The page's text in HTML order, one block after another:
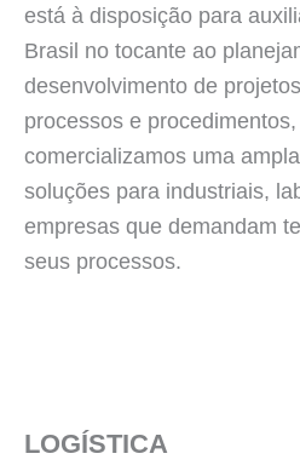
está à disposição para
Brasil no tocante ao
desenvolvimento de
processos e
comercializamos uma
soluções para industriais,
empresas que demandam
seus processos.
LOGÍSTICA